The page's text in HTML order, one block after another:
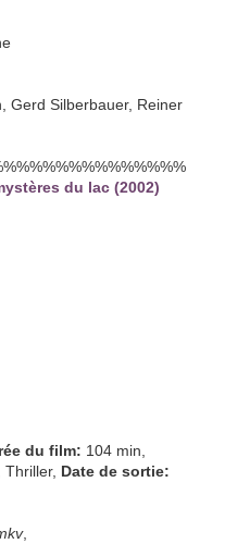
Gerd Silberbauer, Reiner
du lac (2002)
du film: 104 min,
Date de sortie:
,